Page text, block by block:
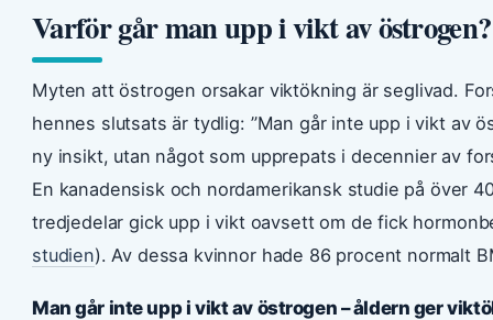
Varför går man upp i vikt av östrogen?
Myten att östrogen orsakar viktökning är seglivad.
hennes slutsats är tydlig: ”Man går inte upp i vikt av
ny insikt, utan något som upprepats i decennier av
En kanadensisk och nordamerikansk studie på över
tredjedelar gick upp i vikt oavsett om de fick
studien). Av dessa kvinnor hade 86 procent normalt
Man går inte upp i vikt av östrogen – åldern ger